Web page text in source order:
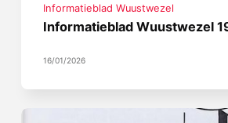
Informatieblad Wuustwezel
Informatieblad Wuustwezel
16/01/2026